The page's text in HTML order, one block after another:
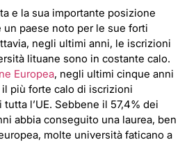
e la sua importante posizione
un paese noto per le sue forti
negli ultimi anni, le iscrizioni
lituane sono in costante calo.
Europea, negli ultimi cinque anni
più forte calo di iscrizioni
l’UE. Sebbene il 57,4% dei
abbia conseguito una laurea, ben
molte università faticano a